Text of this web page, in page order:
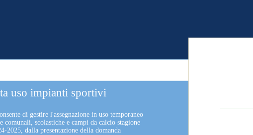
uso impianti sportivi
di gestire l'assegnazione in uso temporaneo
comunali, scolastiche e campi da calcio stagione
2025, dalla presentazione della domanda